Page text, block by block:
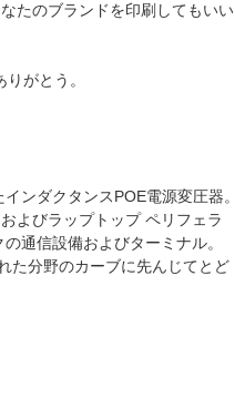
たのブランドを印刷してもいい
がとう。
ンダクタンスPOE電源変圧器。
よびラップトップ ペリフェラ
通信設備およびターミナル。
た分野のカーブに先んじてとど